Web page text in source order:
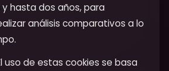
hasta dos años, para
análisis comparativos a lo
uso de estas cookies se basa